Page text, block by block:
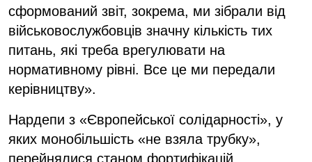
сформований звіт, зокрема, ми зібрали від
військовослужбовців значну кількість тих
питань, які треба врегулювати на
нормативному рівні. Все це ми передали
керівництву».
Нардепи з «Європейської солідарності», у
яких монобільшість «не взяла трубку»,
перейнялися станом фортифікацій